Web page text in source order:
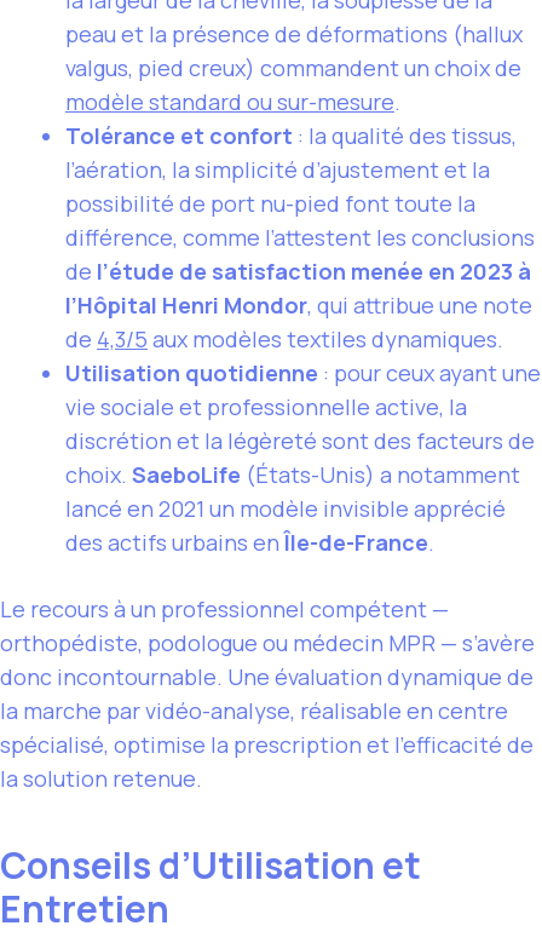
peau et la présence de déformations (hallux
valgus, pied creux) commandent un choix de
modèle standard ou sur-mesure.
Tolérance et confort : la qualité des tissus,
l’aération, la simplicité d’ajustement et la
possibilité de port nu-pied font toute la
différence, comme l’attestent les conclusions
de l’étude de satisfaction menée en 2023 à
l’Hôpital Henri Mondor, qui attribue une note
de 4,3/5 aux modèles textiles dynamiques.
Utilisation quotidienne : pour ceux ayant une
vie sociale et professionnelle active, la
discrétion et la légèreté sont des facteurs de
choix. SaeboLife (États-Unis) a notamment
lancé en 2021 un modèle invisible apprécié
des actifs urbains enÎle-de-France.
Le recours à un professionnel compétent —
orthopédiste, podologue ou médecin MPR — s’avère
donc incontournable. Une évaluation dynamique de
la marche par vidéo-analyse, réalisable en centre
spécialisé, optimise la prescription et l’efficacité de
la solution retenue.
Conseils d’Utilisation et
Entretien